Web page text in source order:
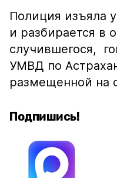
Полиция изъяла
и разбирается в
случившегося,
УМВД по
размещенной на
Подпишись!